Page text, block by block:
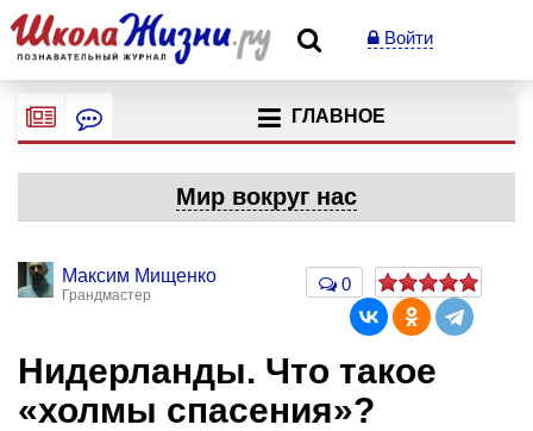
Войти
ГЛАВНОЕ
Мир вокруг нас
Максим Мищенко
Грандмастер
0
Нидерланды. Что такое
«холмы спасения»?